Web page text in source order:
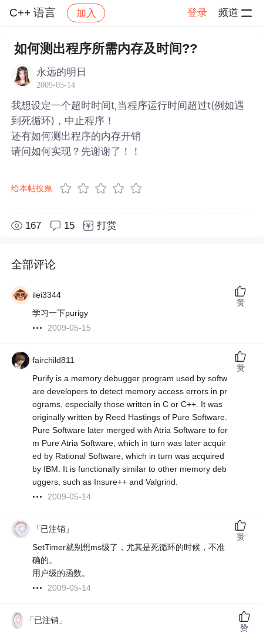
C++ 语言 加入 登录 频道
社区 C++ 语言 帖子详情
如何测出程序所需内存及时间??
永远的明日
2009-05-14
我想设定一个超时时间t,当程序运行时间超过t(例如遇
到死循环)，中止程序！
还有如何测出程序的内存开销
请问如何实现？先谢谢了！！
给本帖投票
167 15 打赏
全部评论
ilei3344
学习一下purigy
2009-05-15
赞
fairchild811
Purify is a memory debugger program used by softw
are developers to detect memory access errors in pr
ograms, especially those written in C or C++. It was
originally written by Reed Hastings of Pure Software.
Pure Software later merged with Atria Software to for
m Pure Atria Software, which in turn was later acquir
ed by Rational Software, which in turn was acquired
by IBM. It is functionally similar to other memory deb
uggers, such as Insure++ and Valgrind.
2009-05-14
赞
「已注销」
SetTimer就别想ms级了，尤其是死循环的时候，不准
确的。
用户级的函数。
2009-05-14
赞
「已注销」
赞